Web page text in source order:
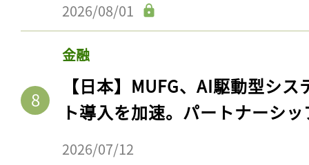
2026/08/01
金融
【日本】MUFG、AI駆動型シ
ト導入を加速。パートナーシ
2026/07/12